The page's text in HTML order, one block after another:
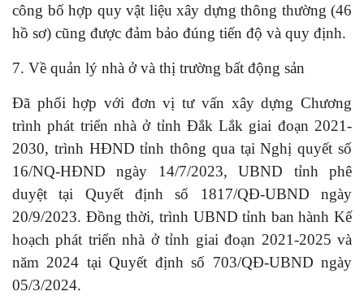
công bố hợp quy vật liệu xây dựng thông thường (46
hồ sơ) cũng được đảm bảo đúng tiến độ và quy định.
7. Về quản lý nhà ở và thị trường bất động sản
Đã phối hợp với đơn vị tư vấn xây dựng Chương
trình phát triển nhà ở tỉnh Đắk Lắk giai đoạn 2021-
2030, trình HĐND tỉnh thông qua tại Nghị quyết số
16/NQ-HĐND ngày 14/7/2023, UBND tỉnh phê
duyệt tại Quyết định số 1817/QĐ-UBND ngày
20/9/2023. Đồng thời, trình UBND tỉnh ban hành Kế
hoạch phát triển nhà ở tỉnh giai đoạn 2021-2025 và
năm 2024 tại Quyết định số 703/QĐ-UBND ngày
05/3/2024.